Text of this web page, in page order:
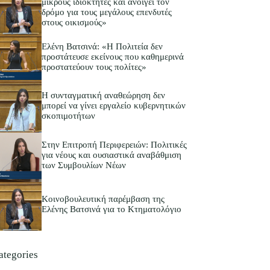
μικρούς ιδιοκτήτες και ανοίγει τον
δρόμο για τους μεγάλους επενδυτές
στους οικισμούς»
Ελένη Βατσινά: «Η Πολιτεία δεν
προστάτευσε εκείνους που καθημερινά
προστατεύουν τους πολίτες»
Η συνταγματική αναθεώρηση δεν
μπορεί να γίνει εργαλείο κυβερνητικών
σκοπιμοτήτων
Στην Επιτροπή Περιφερειών: Πολιτικές
για νέους και ουσιαστικά αναβάθμιση
των Συμβουλίων Νέων
Κοινοβουλευτική παρέμβαση της
Ελένης Βατσινά για το Κτηματολόγιο